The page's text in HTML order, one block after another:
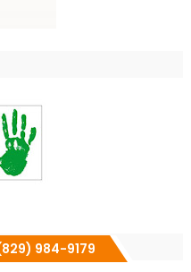
(829) 984-9179